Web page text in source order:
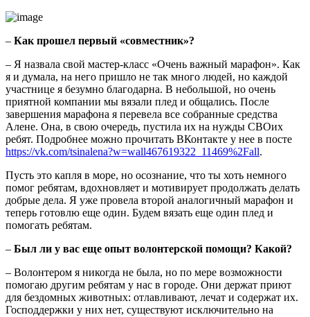
– Как прошел первый «совместник»?
– Я назвала свой мастер-класс «Очень важный марафон». Как
я и думала, на него пришло не так много людей, но каждой
участнице я безумно благодарна. В небольшой, но очень
приятной компании мы вязали плед и общались. После
завершения марафона я перевела все собранные средства
Алене. Она, в свою очередь, пустила их на нужды СВОих
ребят. Подробнее можно прочитать ВКонтакте у нее в посте
https://vk.com/tsinalena?w=wall467619322_11469%2Fall.
Пусть это капля в море, но осознание, что ты хоть немного
помог ребятам, вдохновляет и мотивирует продолжать делать
добрые дела. Я уже провела второй аналогичный марафон и
теперь готовлю еще один. Будем вязать еще один плед и
помогать ребятам.
– Был ли у вас еще опыт волонтерской помощи? Какой?
– Волонтером я никогда не была, но по мере возможности
помогаю другим ребятам у нас в городе. Они держат приют
для бездомных животных: отлавливают, лечат и содержат их.
Господдержки у них нет, существуют исключительно на